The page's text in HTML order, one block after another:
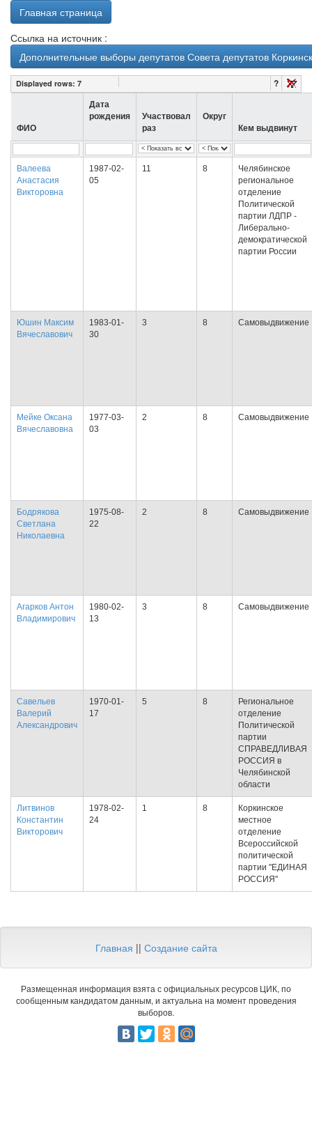
Главная страница
Ссылка на источник :
Дополнительные выборы депутатов Совета депутатов
Displayed rows: 7 ?
ФИО
Дата
рождения
Участвовал
раз
Округ
Кем выдвинут
Валеева
Анастасия
Викторовна
1987-02-
05
11 8
Челябинское
региональное
отделение
Политической
партии ЛДПР -
Либерально-
демократической
партии России
Юшин Максим
Вячеславович
1983-01-
30
3 8 Самовыдвижение
Мейке Оксана
Вячеславовна
1977-03-
03
2 8 Самовыдвижение
Бодрякова
Светлана
Николаевна
1975-08-
22
2 8 Самовыдвижение
Агарков Антон
Владимирович
1980-02-
13
3 8 Самовыдвижение
Савельев
Валерий
Александрович
1970-01-
17
5 8
Региональное
отделение
Политической
партии
СПРАВЕДЛИВАЯ
РОССИЯ в
Челябинской
области
Литвинов
Константин
Викторович
1978-02-
24
1 8
Коркинское
местное
отделение
Всероссийской
политической
партии "ЕДИНАЯ
РОССИЯ"
Главная || Создание сайта
Размещенная информация взята с официальных ресурсов ЦИК, по
сообщенным кандидатом данным, и актуальна на момент проведения
выборов.